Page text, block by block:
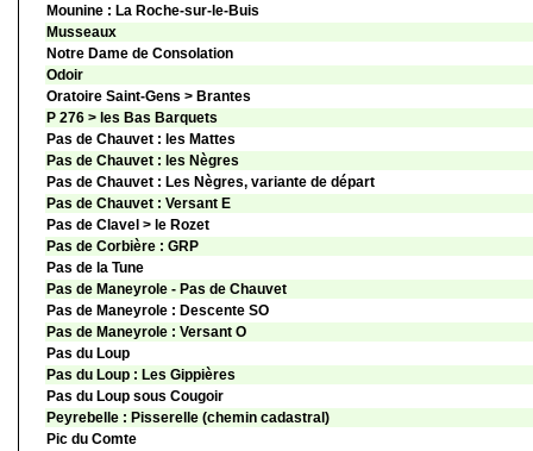
Mounine : La Roche-sur-le-Buis
Musseaux
Notre Dame de Consolation
Odoir
Oratoire Saint-Gens > Brantes
P 276 > les Bas Barquets
Pas de Chauvet : les Mattes
Pas de Chauvet : les Nègres
Pas de Chauvet : Les Nègres, variante de départ
Pas de Chauvet : Versant E
Pas de Clavel > le Rozet
Pas de Corbière : GRP
Pas de la Tune
Pas de Maneyrole - Pas de Chauvet
Pas de Maneyrole : Descente SO
Pas de Maneyrole : Versant O
Pas du Loup
Pas du Loup : Les Gippières
Pas du Loup sous Cougoir
Peyrebelle : Pisserelle (chemin cadastral)
Pic du Comte